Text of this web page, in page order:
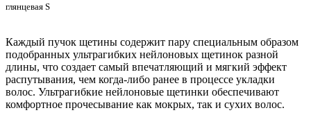
глянцевая S
Каждый пучок щетины содержит пару специальным образом
подобранных ультрагибких нейлоновых щетинок разной
длины, что создает самый впечатляющий и мягкий эффект
распутывания, чем когда-либо ранее в процессе укладки
волос. Ультрагибкие нейлоновые щетинки обеспечивают
комфортное прочесывание как мокрых, так и сухих волос.